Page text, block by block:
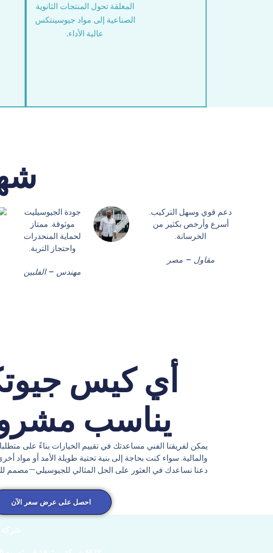
المغلقة تحول المنتجات الثانوية
الصناعية إلى مواد جيوسينتكس
عالية الأداء.
دعم قوي وسهل التركيب.
أسرع وأرخص بكثير من
الخرسانة.
مقاول – مصر
جودة الجيوسيليت
موثوقة. ممتاز
لحماية المنحدرات
واحتجاز التربة.
مهندس – الفلبين
أي كيس
يناسب
يمكن لفريقنا الفني مساعدتك في تقييم الخيارات بناءً على
والمالية. سواء كنت بحاجة إلى بنية تحتية طويلة الأمد أو مواد
دعنا نساعدك في العثور على الحل المثالي للجيوسيلي—مصمم
احصل على عرض سعر الآن